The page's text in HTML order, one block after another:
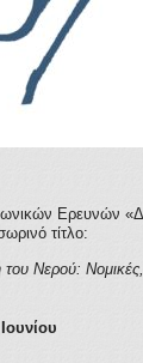
Ερευνών
τίτλο:
του Νερού: